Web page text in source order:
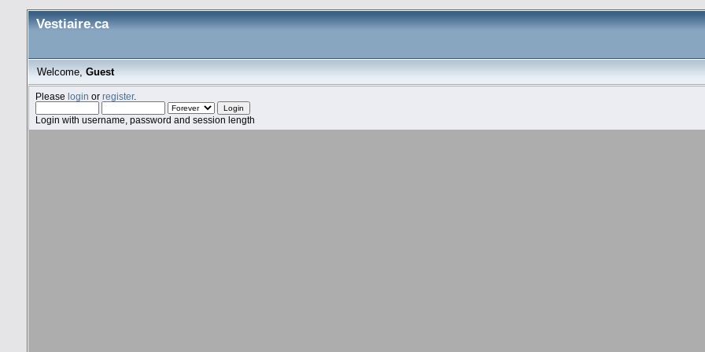
Vestiaire.ca
Welcome,Guest
Please login or register.
Login with username, password and session length